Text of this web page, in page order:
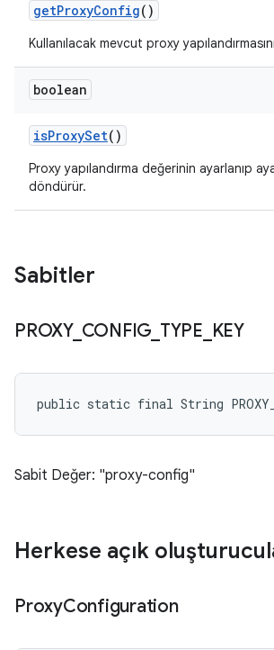
getProxyConfig()
Kullanılacak mevcut proxy
boolean
isProxySet()
Proxy yapılandırma değerinin ayarlanıp
döndürür.
Sabitler
PROXY_ CONFIG TYPE KEY
public static final String
Sabit Değer: "proxy-config"
Herkese açık
ProxyConfiguration